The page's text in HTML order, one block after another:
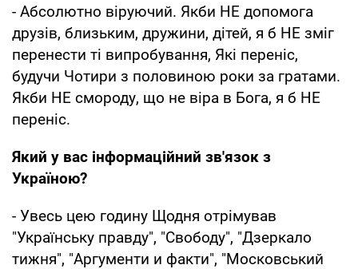
- Абсолютно віруючий. Якби НЕ допомога
друзів, близьким, дружини, дітей, я б НЕ зміг
перенести ті випробування, Які переніс,
будучи Чотири з половиною роки за гратами.
Якби НЕ смороду, що не віра в Бога, я б НЕ
переніс.
Який у вас інформаційний зв'язок з
Україною?
- Увесь цею годину Щодня отрімував
"Українську правду", "Свободу", "Дзеркало
тижня", "Аргументи и факти", "Московський